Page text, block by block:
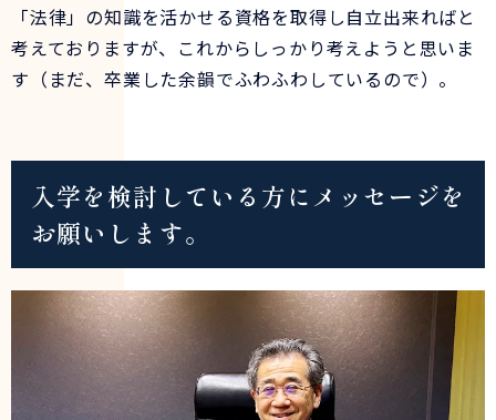
「法律」の知識を活かせる資格を取得し自立出来ればと
考えておりますが、これからしっかり考えようと思いま
す（まだ、卒業した余韻でふわふわしているので）。
入学を検討している方にメッセージを
お願いします。